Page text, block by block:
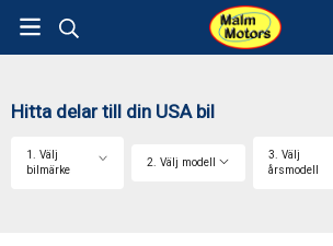
Hitta delar till din USA bil
1. Välj
bilmärke
2. Välj modell
3. Välj
årsmodell